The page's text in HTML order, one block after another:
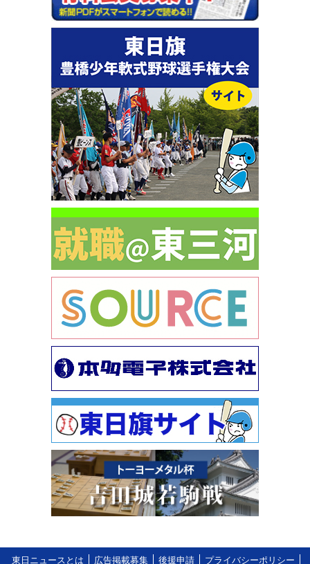
東日ニュースとは 広告掲載募集 後援申請 プライバシーポリシー